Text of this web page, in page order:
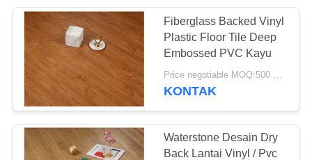
Lantai vinyl WPC
Fiberglass Backed Vinyl
Plastic Floor Tile Deep
Embossed PVC Kayu
Price negotiable MOQ:500 meter persegi
KONTAK
Waterstone Desain Dry
Back Lantai Vinyl / Pvc